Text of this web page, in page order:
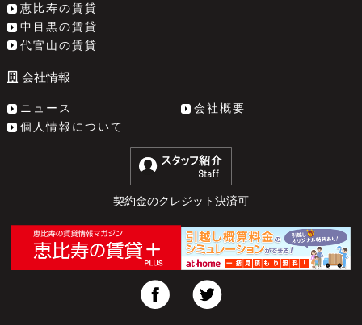
恵比寿の賃貸
中目黒の賃貸
代官山の賃貸
会社情報
ニュース
会社概要
個人情報について
契約金のクレジット決済可